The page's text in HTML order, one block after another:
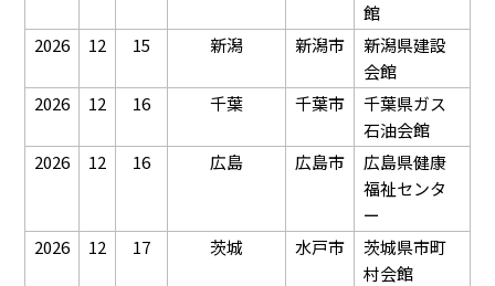
館
2026
12 15 新潟 新潟市
新潟県建設
会館
2026
12 16 千葉 千葉市
千葉県ガス
石油会館
2026
12 16 広島 広島市
広島県健康
福祉センタ
ー
2026
12 17 茨城 水戸市
茨城県市町
村会館